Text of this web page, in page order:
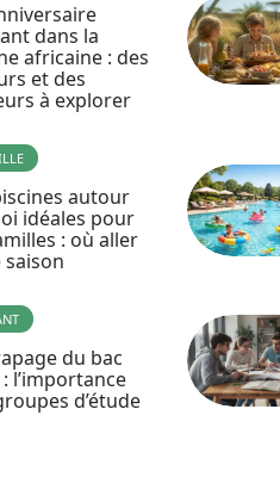
dans la
africaine : des
et des
à explorer
autour
idéales pour
: où aller
saison
du bac
l’importance
d’étude